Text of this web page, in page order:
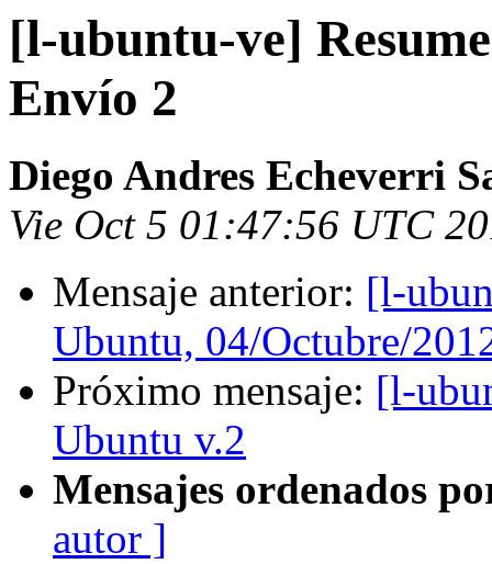
[l-ubuntu-ve]
Envío 2
Diego Andres Echeverri
Vie Oct 5 01:47:56 UTC
Mensaje anterior: [l-
Ubuntu, 04/Octubre/
Próximo mensaje: [l-
Ubuntu v.2
Mensajes ordenados
autor ]